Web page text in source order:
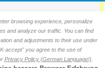
browsing experience, personalize
and analyze our traffic. You can find
and adjustments to their use under
accept" you agree to the use of
Privacy Policy (German Language!)
Soy ağacı